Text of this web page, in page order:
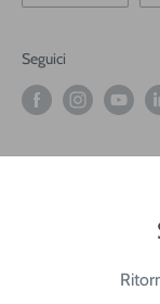
Seguici